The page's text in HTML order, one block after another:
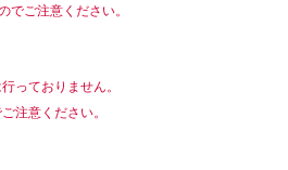
ご注意ください。
っておりません。
注意ください。